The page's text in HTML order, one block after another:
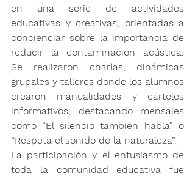
en una serie de actividades
educativas y creativas, orientadas a
concienciar sobre la importancia de
reducir la contaminación acústica.
Se realizaron charlas, dinámicas
grupales y talleres donde los alumnos
crearon manualidades y carteles
informativos, destacando mensajes
como “El silencio también habla” o
“Respeta el sonido de la naturaleza”.
La participación y el entusiasmo de
toda la comunidad educativa fue